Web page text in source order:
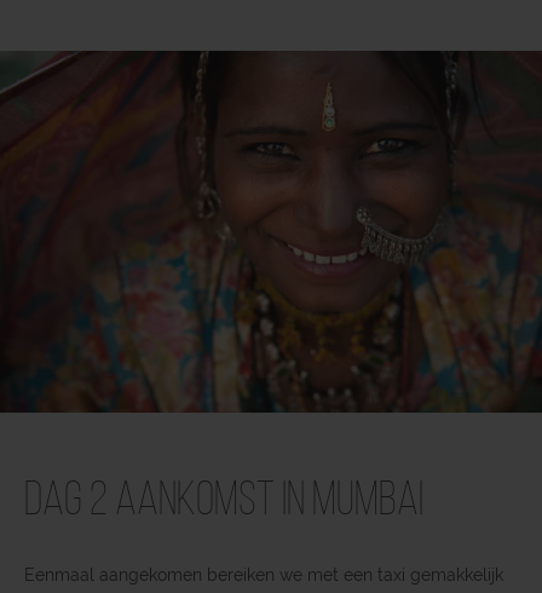
Dag 2 Aankomst in Mumbai
Eenmaal aangekomen bereiken we met een taxi gemakkelijk